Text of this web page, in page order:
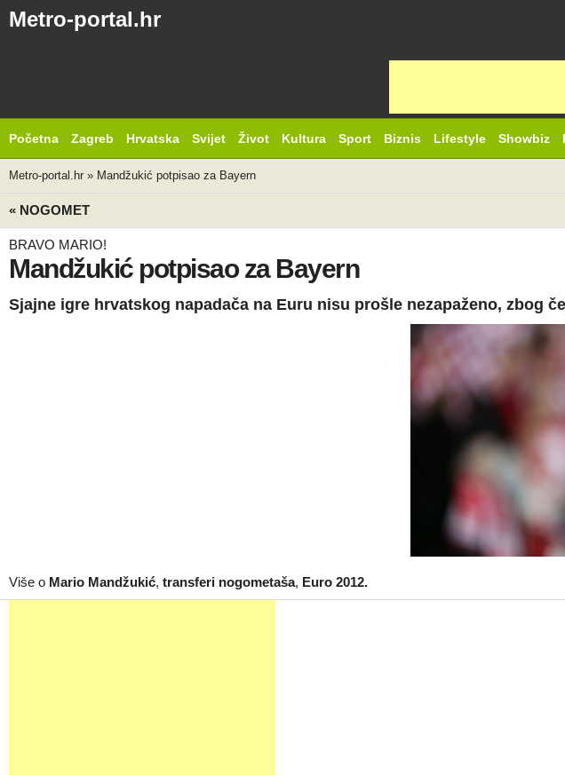
Metro-portal.hr
Početna Zagreb Hrvatska Svijet Život Kultura Sport Biznis Lifestyle Showbiz
Metro-portal.hr » Mandžukić potpisao za Bayern
« NOGOMET
BRAVO MARIO!
Mandžukić potpisao za Bayern
Sjajne igre hrvatskog napadača na Euru nisu prošle nezapaženo, zbog
Više o Mario Mandžukić, transferi nogometaša, Euro 2012.